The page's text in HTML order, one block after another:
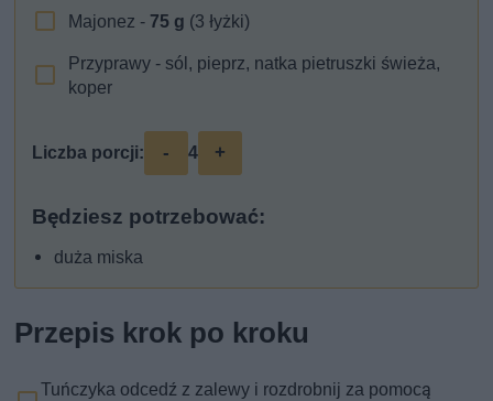
Majonez - 75 g (3 łyżki)
Przyprawy - sól, pieprz, natka pietruszki świeża,
koper
Liczba porcji: - 4 +
Będziesz potrzebować:
duża miska
Przepis krok po kroku
Tuńczyka odcedź z zalewy i rozdrobnij za pomocą